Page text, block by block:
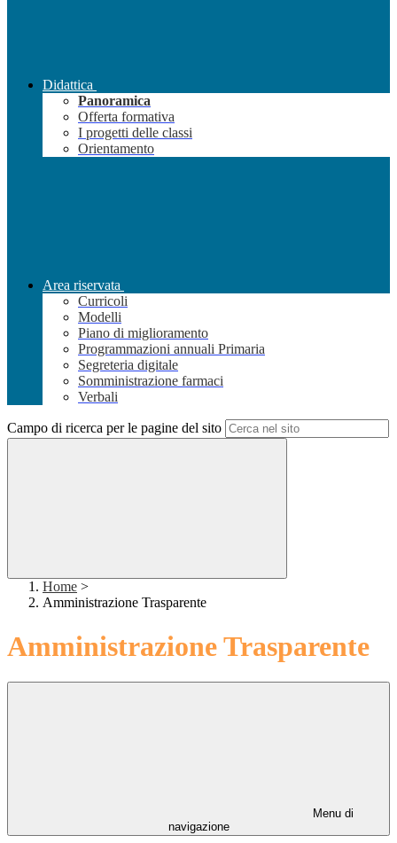
Didattica
Panoramica
Offerta formativa
I progetti delle classi
Orientamento
Area riservata
Curricoli
Modelli
Piano di miglioramento
Programmazioni annuali Primaria
Segreteria digitale
Somministrazione farmaci
Verbali
Campo di ricerca per le pagine del sito
Home >
Amministrazione Trasparente
Amministrazione Trasparente
Menu di
navigazione